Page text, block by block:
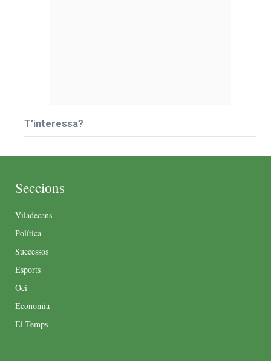
T’interessa?
Seccions
Viladecans
Política
Successos
Esports
Oci
Economia
El Temps